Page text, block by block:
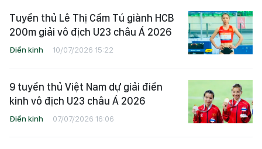
Tuyển thủ Lê Thị Cẩm Tú giành HCB
200m giải vô địch U23 châu Á 2026
Điền kinh 10/07/2026 15:22
9 tuyển thủ Việt Nam dự giải điền
kinh vô địch U23 châu Á 2026
Điền kinh 07/07/2026 16:06